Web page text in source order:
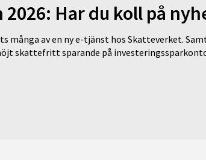
Har du koll på
många av en ny e-tjänst hos Skatteverket.
skattefritt sparande på